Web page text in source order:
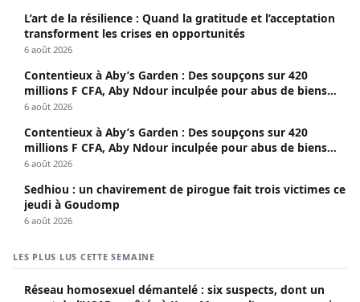
L’art de la résilience : Quand la gratitude et l’acceptation
transforment les crises en opportunités
6 août 2026
Contentieux à Aby’s Garden : Des soupçons sur 420
millions F CFA, Aby Ndour inculpée pour abus de biens
sociaux
6 août 2026
Contentieux à Aby’s Garden : Des soupçons sur 420
millions F CFA, Aby Ndour inculpée pour abus de biens
sociaux
6 août 2026
Sedhiou : un chavirement de pirogue fait trois victimes ce
jeudi à Goudomp
6 août 2026
LES PLUS LUS CETTE SEMAINE
Réseau homosexuel démantelé : six suspects, dont un